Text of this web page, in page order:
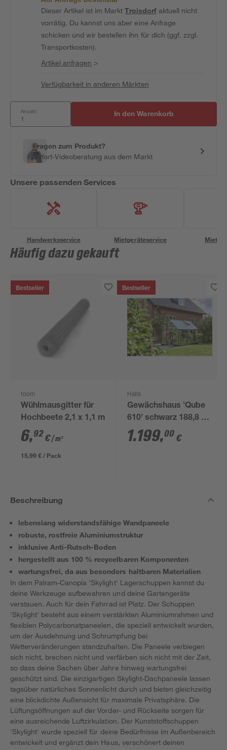
Dieser Artikel ist im MarktTroisdorfaktuell nicht
vorrätig. Du kannst uns aber eine Anfrage
schicken und wir bestellen ihn für dich (ggf. zzgl.
Transportkosten).
Artikel anfragen >
Verfügbarkeit in anderen Märkten
Anzahl: In den Warenkorb
Fragen zum Produkt?
Sofort-Videoberatung aus dem Markt
Unsere passenden Services
Handwerksservice Mietgeräteservice
Häufig dazu gekauft
Bestseller
toom
Wühlmausgitter für
Hochbeete 2,1 x 1,1 m
6,92€/ m²
15,99 € / Pack
Bestseller
Halls
Gewächshaus 'Qube
610' schwarz 188,8 x
312,6 cm mit 3 mm
Sicherheitsglas
1.199,00 €
Beschreibung
lebenslang widerstandsfähige Wandpaneele
robuste, rostfreie Aluminiumstruktur
inklusive Anti-Rutsch-Boden
hergestellt aus 100 % recycelbaren Komponenten
wartungsfrei, da aus besonders haltbaren Materialien
In dem Palram-Canopia 'Skylight' Lagerschuppen kannst du
deine Werkzeuge aufbewahren und deine Gartengeräte
verstauen. Auch für dein Fahrrad ist Platz. Der Schuppen
'Skylight' besteht aus einem verstärkten Aluminiumrahmen und
flexiblen Polycarbonatpaneelen, die speziell entwickelt wurden,
um der Ausdehnung und Schrumpfung bei
Wetterveränderungen standzuhalten. Die Paneele verbiegen
sich nicht, brechen nicht und verfärben sich nicht mit der Zeit,
so dass deine Sachen über Jahre hinweg wartungsfrei
geschützt sind. Die einzigartigen Skylight-Dachpaneele lassen
tagsüber natürliches Sonnenlicht durch und bieten gleichzeitig
eine blickdichte Außensicht für maximale Privatsphäre. Die
Lüftungsöffnungen auf der Vorder- und Rückseite sorgen für
eine ausreichende Luftzirkulation. Der Kunststoffschuppen
'Skylight' wurde speziell für deine Bedürfnisse im Außenbereich
entwickelt und ergänzt dein Haus, verschönert deinen